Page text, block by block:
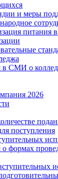
и меры
питания в
в СМИ о
2026
поступления
формах